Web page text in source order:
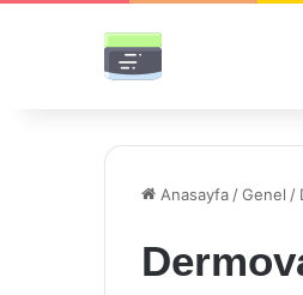
Anasayfa /Genel /